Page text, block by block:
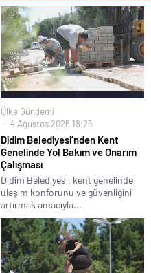
Ülke Gündemi
4 Ağustos 2026 18:25
Didim Belediyesi’nden Kent
Genelinde Yol Bakım ve Onarım
Çalışması
Didim Belediyesi, kent genelinde
ulaşım konforunu ve güvenliğini
artırmak amacıyla...